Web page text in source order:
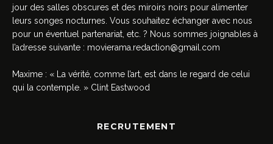
jour des salles obscures et des miroirs noirs pour alimenter
leurs songes nocturnes. Vous souhaitez échanger avec nous
pour un éventuel partenariat, etc. ? Nous sommes joignables à
l’adresse suivante : movierama.redaction@gmail.com
Maxime : « La vérité, comme l’art, est dans le regard de celui
qui la contemple. » Clint Eastwood
RECRUTEMENT